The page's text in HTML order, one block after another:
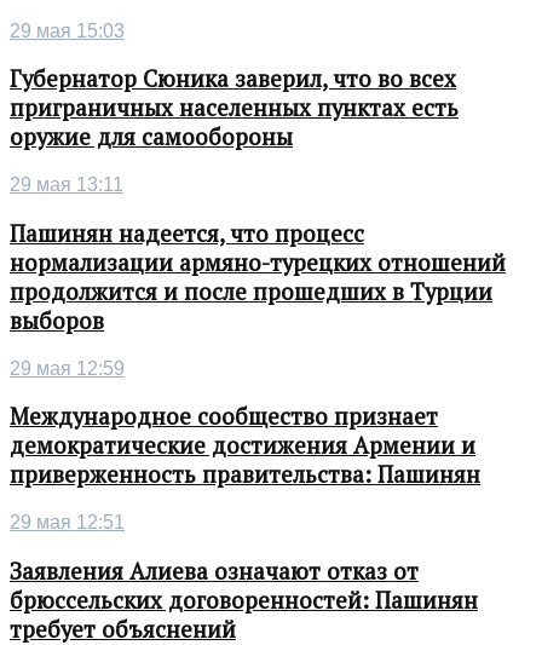
29 мая 15:03
Губернатор Сюника заверил, что во всех
приграничных населенных пунктах есть
оружие для самообороны
29 мая 13:11
Пашинян надеется, что процесс
нормализации армяно-турецких отношений
продолжится и после прошедших в Турции
выборов
29 мая 12:59
Международное сообщество признает
демократические достижения Армении и
приверженность правительства: Пашинян
29 мая 12:51
Заявления Алиева означают отказ от
брюссельских договоренностей: Пашинян
требует объяснений